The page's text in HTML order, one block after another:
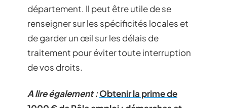
département. Il peut être utile de se
renseigner sur les spécificités locales et
de garder un œil sur les délais de
traitement pour éviter toute interruption
de vos droits.
A lire également :Obtenir la prime de